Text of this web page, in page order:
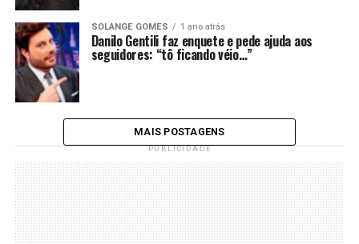
SOLANGE GOMES 1 ano atrás
Danilo Gentili faz enquete e pede ajuda aos
seguidores: “tô ficando véio…”
MAIS POSTAGENS
PUBLICIDADE